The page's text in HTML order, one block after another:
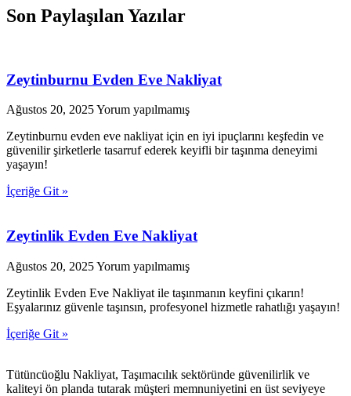
Son Paylaşılan Yazılar
Zeytinburnu Evden Eve Nakliyat
Ağustos 20, 2025Yorum yapılmamış
Zeytinburnu evden eve nakliyat için en iyi ipuçlarını keşfedin ve
güvenilir şirketlerle tasarruf ederek keyifli bir taşınma deneyimi
yaşayın!
İçeriğe Git »
Zeytinlik Evden Eve Nakliyat
Ağustos 20, 2025Yorum yapılmamış
Zeytinlik Evden Eve Nakliyat ile taşınmanın keyfini çıkarın!
Eşyalarınız güvenle taşınsın, profesyonel hizmetle rahatlığı yaşayın!
İçeriğe Git »
Tütüncüoğlu Nakliyat, Taşımacılık sektöründe güvenilirlik ve
kaliteyi ön planda tutarak müşteri memnuniyetini en üst seviyeye